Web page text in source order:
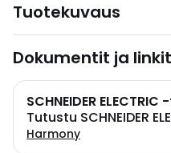
Tuotekuvaus
Dokumentit ja linkit
SCHNEIDER
Tutustu SCHNEIDER
Harmony